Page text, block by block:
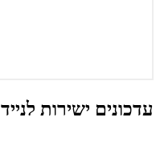
עדכונים ישירות לנייד